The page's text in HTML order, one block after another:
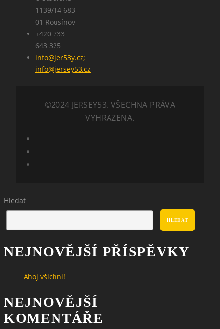
1139/14 683
01 Rousínov
+420 733
643 325
info@jer53y.cz;
info@jersey53.cz
©2024 JERSEY53. VŠECHNA PRÁVA
VYHRAZENA.
Hledat
HLEDAT
NEJNOVĚJŠÍ PŘÍSPĚVKY
Ahoj všichni!
NEJNOVĚJŠÍ
KOMENTÁŘE